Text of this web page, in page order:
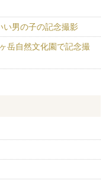
い男の子の記念撮影
岳自然文化園で記念撮